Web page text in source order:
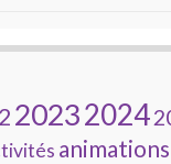
20232024
animations